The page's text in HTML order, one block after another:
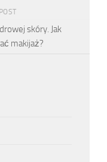
skóry. Jak
makijaż?